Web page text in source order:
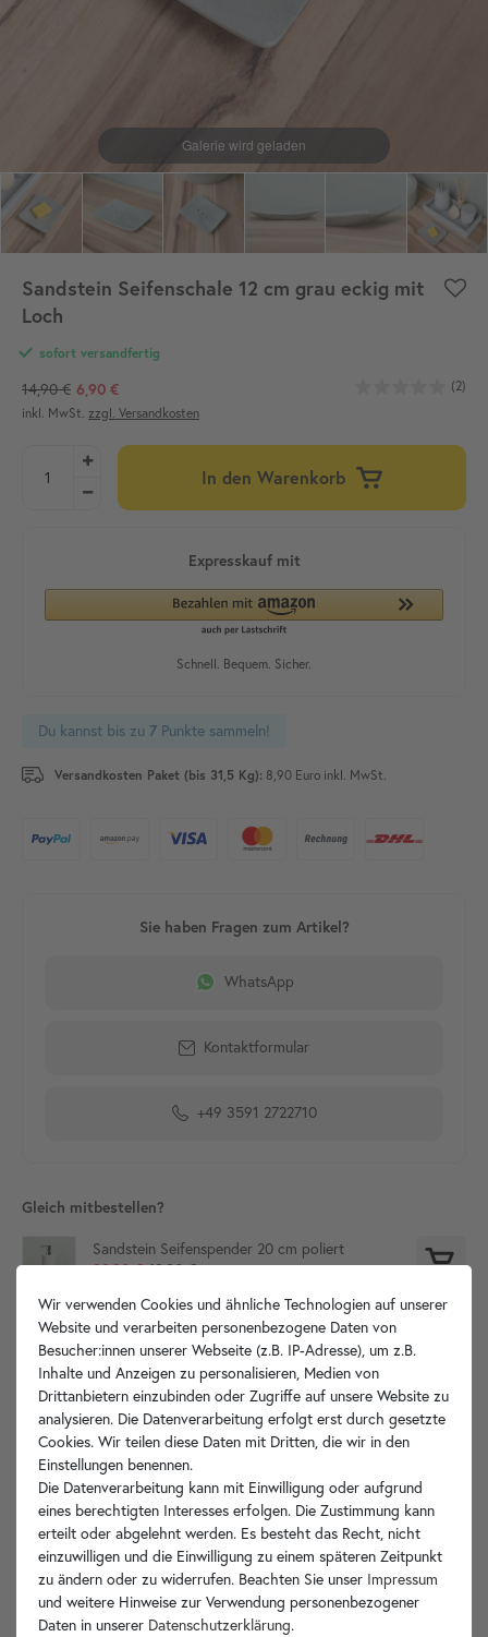
Sandstein Seifenschale 12 cm grau eckig mit
Loch
sofort versandfertig
14,90 € 6,90 €
(2)
inkl. MwSt. zzgl. Versandkosten
In den Warenkorb
Du kannst bis zu 7 Punkte sammeln!
Versandkosten Paket (bis 31,5 Kg): 8,90 Euro inkl. MwSt.
WhatsApp
Kontaktformular
+49 3591 2722710
Gleich mitbestellen?
Sandstein Seifenspender 20 cm poliert
29,90 € 19,90 €
Produktdetails
Artikelbeschreibung
Hersteller-Info
Ihre Vorteile
Wir verwenden Cookies und ähnliche Technologien auf unserer
Website und verarbeiten personenbezogene Daten von
Besucher:innen unserer Webseite (z.B. IP-Adresse), um z.B.
Inhalte und Anzeigen zu personalisieren, Medien von
Drittanbietern einzubinden oder Zugriffe auf unsere Website zu
analysieren. Die Datenverarbeitung erfolgt erst durch gesetzte
Cookies. Wir teilen diese Daten mit Dritten, die wir in den
Einstellungen benennen.
Die Datenverarbeitung kann mit Einwilligung oder aufgrund
eines berechtigten Interesses erfolgen. Die Zustimmung kann
erteilt oder abgelehnt werden. Es besteht das Recht, nicht
einzuwilligen und die Einwilligung zu einem späteren Zeitpunkt
zu ändern oder zu widerrufen. Beachten Sie unser Impressum
und weitere Hinweise zur Verwendung personenbezogener
Daten in unserer Daten­schutz­erklärung.